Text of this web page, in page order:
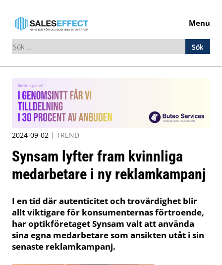
Menu
Sök
efter:
Skip
to
content
2024-09-02 | TREND
Synsam lyfter fram kvinnliga
medarbetare i ny reklamkampanj
I en tid där autenticitet och trovärdighet blir
allt viktigare för konsumenternas förtroende,
har optikföretaget Synsam valt att använda
sina egna medarbetare som ansikten utåt i sin
senaste reklamkampanj.